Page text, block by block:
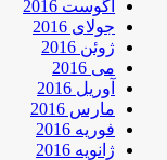
آگوست 2016
جولای 2016
ژوئن 2016
می 2016
آوریل 2016
مارس 2016
فوریه 2016
ژانویه 2016